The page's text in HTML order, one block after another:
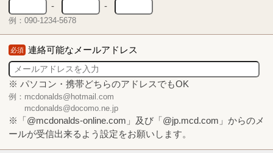
-
-
例：090-1234-5678
必須 連絡可能なメールアドレス
※ パソコン・携帯どちらのアドレスでもOK
例：mcdonalds@hotmail.com
mcdonalds@docomo.ne.jp
※「@mcdonalds-online.com」及び「@jp.mcd.com」からのメ
ールが受信出来るよう設定をお願いします。